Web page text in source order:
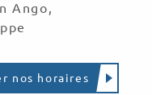
Ango,
nos horaires